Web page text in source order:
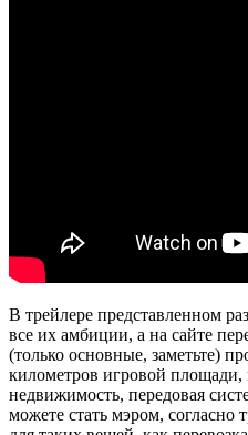
В трейлере представленном
все их амбиции, а на сайте
(только основные, заметьте)
километров игровой площади,
недвижимость, передовая
можете стать мэром, согласно